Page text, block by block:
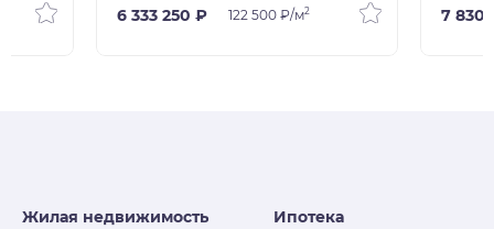
6 333 250 ₽
122 500 ₽/м2
7 830
Жилая недвижимость
Ипотека